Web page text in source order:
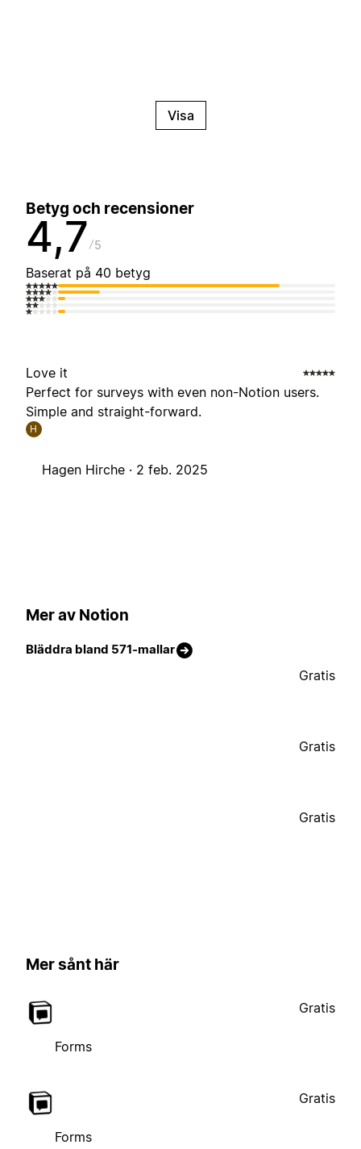
Visa
Betyg och recensioner
4,7 5
Baserat på 40 betyg
Love it
Perfect for surveys with even non-Notion users.
Simple and straight-forward.
H
Hagen Hirche · 2 feb. 2025
Mer av Notion
Bläddra bland 571-mallar
Gratis
Gratis
Gratis
Mer sånt här
Forms
Gratis
Forms
Gratis